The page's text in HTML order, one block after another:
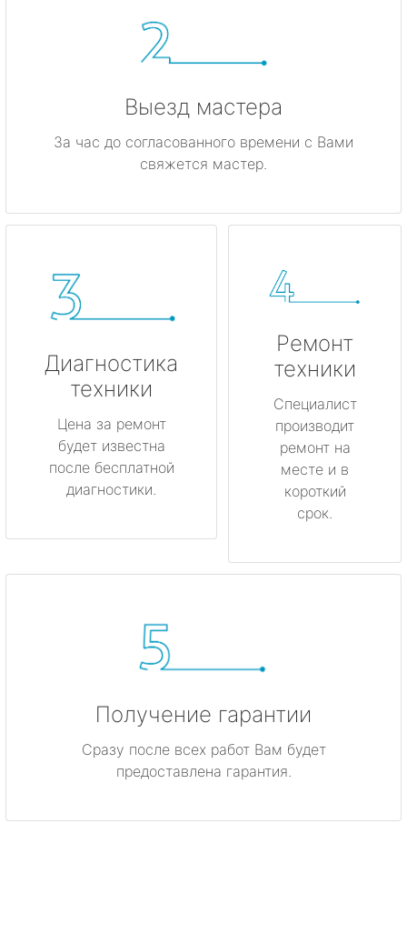
Выезд мастера
За час до согласованного времени с Вами
свяжется мастер.
Диагностика
техники
Цена за ремонт
будет известна
после бесплатной
диагностики.
Ремонт
техники
Специалист
производит
ремонт на
месте и в
короткий
срок.
Получение гарантии
Сразу после всех работ Вам будет
предоставлена гарантия.